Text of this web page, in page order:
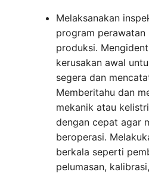
Melaksanakan
program perawatan
produksi.
kerusakan awal
segera dan
Memberitahu dan
mekanik atau
dengan cepat agar
beroperasi.
berkala seperti
pelumasan,